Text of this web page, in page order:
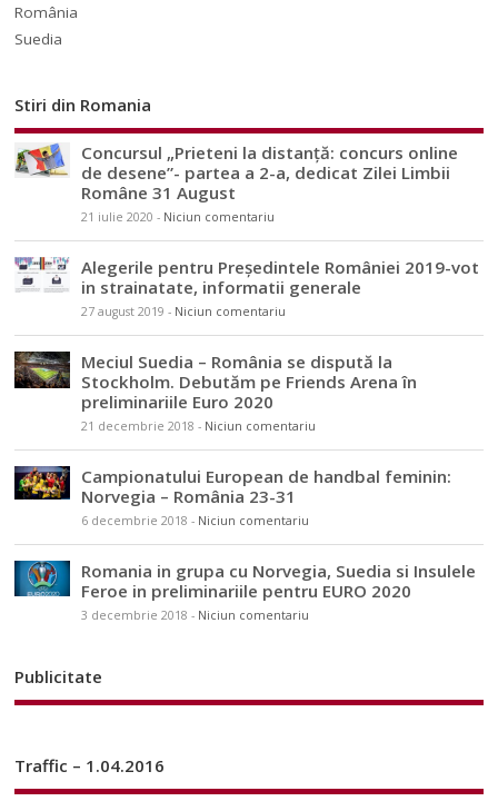
România
Suedia
Stiri din Romania
Concursul „Prieteni la distanță: concurs online
de desene”- partea a 2-a, dedicat Zilei Limbii
Române 31 August
21 iulie 2020 - Niciun comentariu
Alegerile pentru Președintele României 2019-vot
in strainatate, informatii generale
27 august 2019 - Niciun comentariu
Meciul Suedia – România se dispută la
Stockholm. Debutăm pe Friends Arena în
preliminariile Euro 2020
21 decembrie 2018 - Niciun comentariu
Campionatului European de handbal feminin:
Norvegia – România 23-31
6 decembrie 2018 - Niciun comentariu
Romania in grupa cu Norvegia, Suedia si Insulele
Feroe in preliminariile pentru EURO 2020
3 decembrie 2018 - Niciun comentariu
Publicitate
Traffic – 1.04.2016